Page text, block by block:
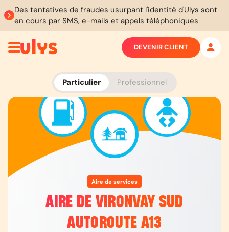
Des tentatives de fraudes usurpant l'identité d'Ulys sont
en cours par SMS, e-mails et appels téléphoniques
Particulier Professionnel
DEVENIR CLIENT
Aire de services
AIRE DE VIRONVAY SUD
AUTOROUTE A13